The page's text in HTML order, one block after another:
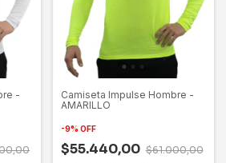
-
Camiseta Impulse Hombre -
AMARILLO
-9% OFF
$55.440,00 $61.000,00